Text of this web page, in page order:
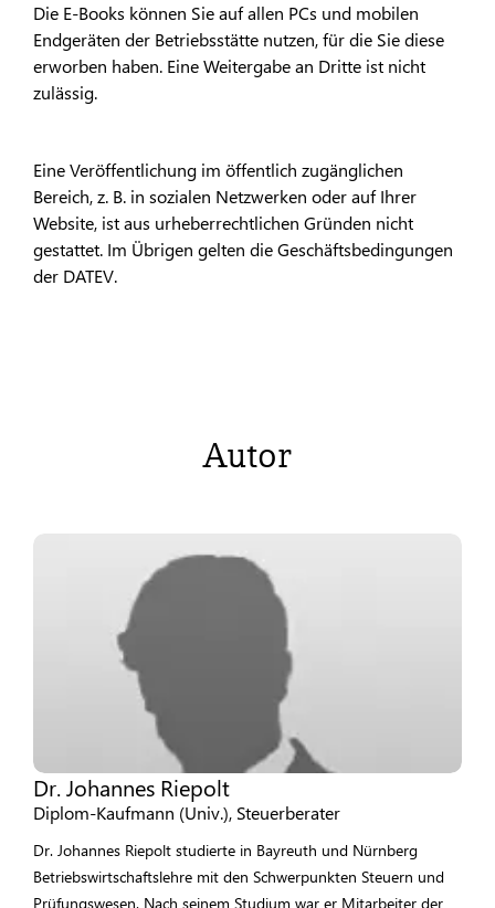
Die E-Books können Sie auf allen PCs und mobilen
Endgeräten der Betriebsstätte nutzen, für die Sie diese
erworben haben. Eine Weitergabe an Dritte ist nicht
zulässig.
Eine Veröffentlichung im öffentlich zugänglichen
Bereich, z. B. in sozialen Netzwerken oder auf Ihrer
Website, ist aus urheberrechtlichen Gründen nicht
gestattet. Im Übrigen gelten die Geschäftsbedingungen
der DATEV.
Autor
Dr. Johannes Riepolt
Diplom-Kaufmann (Univ.), Steuerberater
Dr. Johannes Riepolt studierte in Bayreuth und Nürnberg
Betriebswirtschaftslehre mit den Schwerpunkten Steuern und
Prüfungswesen. Nach seinem Studium war er Mitarbeiter der